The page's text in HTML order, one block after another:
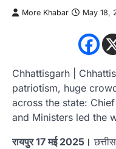
More Khabar May 18,
Chhattisgarh |
patriotism, huge
across the state:
and Ministers led the
रायपुर 17 मई 2025।